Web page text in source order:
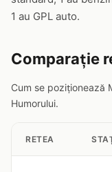
1 au GPL auto.
Comparație
Cum se poziționează
Humorului.
RETEA